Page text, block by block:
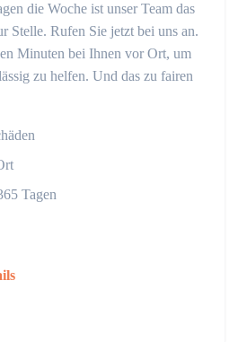
die Woche ist unser Team das
Stelle. Rufen Sie jetzt bei uns an.
Minuten bei Ihnen vor Ort, um
zu helfen. Und das zu fairen
Tagen